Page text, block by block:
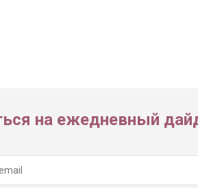
на ежедневный